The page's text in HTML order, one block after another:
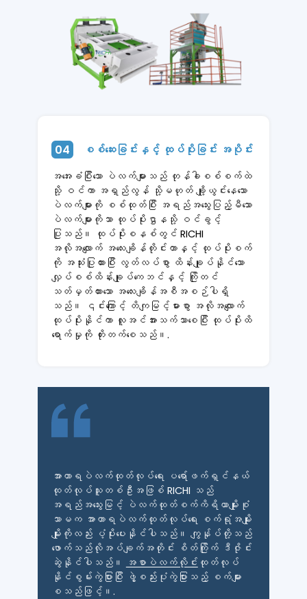
04 စစ်ဆေးခြင်းနှင့် ထုပ်ပိုးခြင်း အပိုင်း
အအေးခံပြီးသော ပဲလက်များသည် တုန်ခါစစ်စက်ထဲ
သို့ ဝင်ကာ အရှည်လွန် သို့မဟုတ် ချို့ယွင်းနေသော
ပဲလက်များကို စစ်ထုတ်ပြီး အရည်အသွေးပြည့်မီသော
ပဲလက်များကိုသာ ထုပ်ပိုးဌာနသို့ ဝင်ခွင့်
ပြုသည်။ ထုပ်ပိုးစနစ်တွင် RICHI
အလိုအလျောက် အလေးချိန်တိုင်းတာနှင့် ထုပ်ပိုးစက်
ကို အသုံးပြုထားပြီး လွတ်လပ်စွာ ထိန်းချုပ်နိုင်သော
လျှပ်စစ်ထိန်းချုပ်ကေဘင်နှင့် ကြိုတင်
သတ်မှတ်ထားသော အလေးချိန်အစီအစဉ်ပါရှိ
သည်။ ၎င်းကြောင့် တိကျမြင့်မားစွာ အလိုအလျောက်
ထုပ်ပိုးနိုင်ကာ လူအင်အားသက်သာစေပြီး ထုပ်ပိုးထိ
ရောက်မှုကို တိုးတက်စေသည်။.
အာဟာရပဲလက်ထုတ်လုပ်ရေး ပရော်ဖက်ရှင်နယ်
ထုတ်လုပ်သူတစ်ဦးအဖြစ် RICHI သည်
အရည်အသွေးမြင့် ပဲလက်ထုတ်စက်ကိရိယာမျိုးစုံ
သာမက အာဟာရပဲလက်ထုတ်လုပ်ရေး စက်ရုံအမျိုး
မျိုးကိုလည်း ပံ့ပိုးပေးနိုင်ပါသည်။ ကျွန်ုပ်တို့သည်
ဖောက်သည်လိုအပ်ချက်အတိုင်း စိတ်ကြိုက် ဒီဇိုင်း
ဆွဲနိုင်ပါသည်။
အစာပဲလက်လိုင်း ထုတ်လုပ်
နိုင်စွမ်းကွဲပြားပြီး ဖွဲ့စည်းပုံကွဲပြားသည့် စက်များ
စသည်ဖြင့်။.